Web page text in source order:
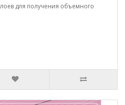
для получения объемного